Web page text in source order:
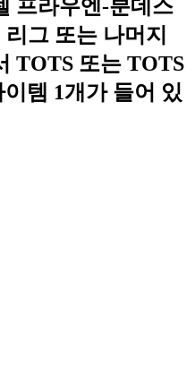
프라우엔-분데스
그 또는 나머지
TOTS 또는 TOTS
템 1개가 들어 있